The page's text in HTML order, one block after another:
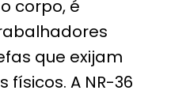
corpo, é
que exijam
A NR-36